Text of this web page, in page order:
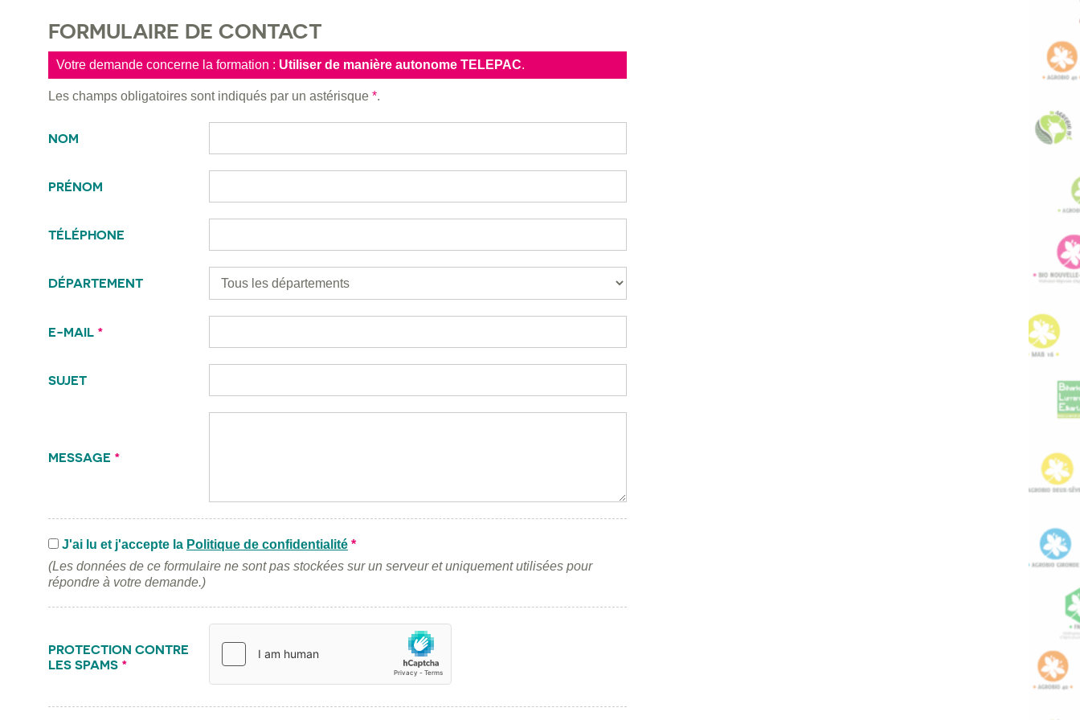
FORMULAIRE DE CONTACT
Votre demande concerne la formation : Utiliser de manière autonome TELEPAC.
Les champs obligatoires sont indiqués par un astérisque *.
NOM
PRÉNOM
TÉLÉPHONE
DÉPARTEMENT
E-MAIL *
SUJET
MESSAGE *
J'ai lu et j'accepte la Politique de confidentialité *
(Les données de ce formulaire ne sont pas stockées sur un serveur et uniquement utilisées pour
répondre à votre demande.)
PROTECTION CONTRE
LES SPAMS *